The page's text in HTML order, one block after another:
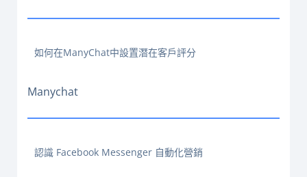
如何在ManyChat中設置潛在客戶評分
Manychat
認識 Facebook Messenger 自動化營銷